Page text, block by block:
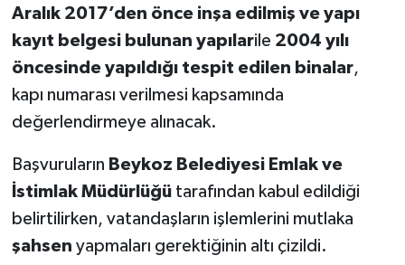
Aralık 2017’den önce inşa edilmiş ve yapı
kayıt belgesi bulunan yapılarile 2004 yılı
öncesinde yapıldığı tespit edilen binalar,
kapı numarası verilmesi kapsamında
değerlendirmeye alınacak.
Başvuruların Beykoz Belediyesi Emlak ve
İstimlak Müdürlüğütarafından kabul edildiği
belirtilirken, vatandaşların işlemlerini mutlaka
şahsen yapmaları gerektiğinin altı çizildi.